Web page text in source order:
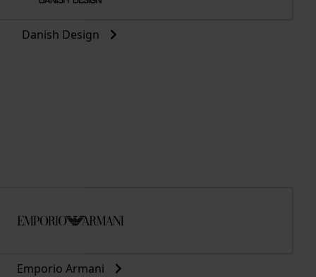
Danish Design
Emporio Armani